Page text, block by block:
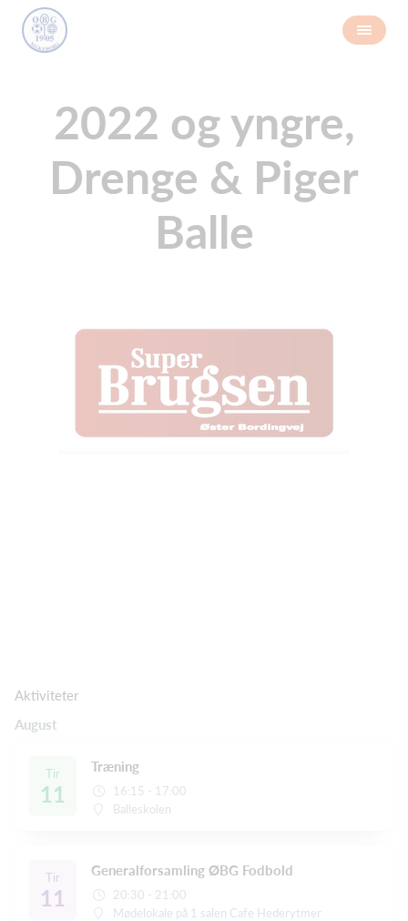
2022 og yngre,
Drenge & Piger
Balle
Aktiviteter
August
Tir
11
Træning
16:15 - 17:00
Balleskolen
Tir
11
Generalforsamling ØBG Fodbold
20:30 - 21:00
Mødelokale på 1 salen Cafe Hederytmer